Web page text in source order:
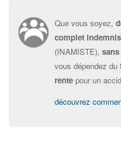
Que vous soyez,
complet
(INAMISTE),
vous dépendez du
rente pour un
découvrez